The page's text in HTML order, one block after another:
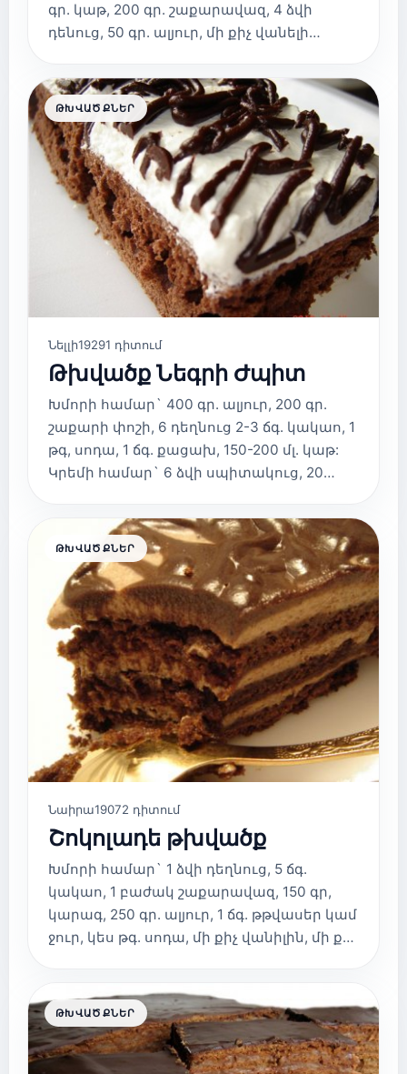
գր. կաթ, 200 գր. շաքարավազ, 4 ձվի
դենուց, 50 գր. ալյուր, մի քիչ վանելի…
ԹԽՎԱԾՔՆԵՐ
Նելլի19291 դիտում
Թխվածք Նեգրի Ժպիտ
Խմորի համար` 400 գր. ալյուր, 200 գր.
շաքարի փոշի, 6 դեղնուց 2-3 ճգ. կակաո, 1
թգ, սոդա, 1 ճգ. քացախ, 150-200 մլ. կաթ:
Կրեմի համար` 6 ձվի սպիտակուց, 20…
ԹԽՎԱԾՔՆԵՐ
Նաիրա19072 դիտում
Շոկոլադե թխվածք
Խմորի համար` 1 ձվի դեղնուց, 5 ճգ.
կակաո, 1 բաժակ շաքարավազ, 150 գր,
կարագ, 250 գր. ալյուր, 1 ճգ. թթվասեր կամ
ջուր, կես թգ. սոդա, մի քիչ վանիլին, մի ք…
ԹԽՎԱԾՔՆԵՐ